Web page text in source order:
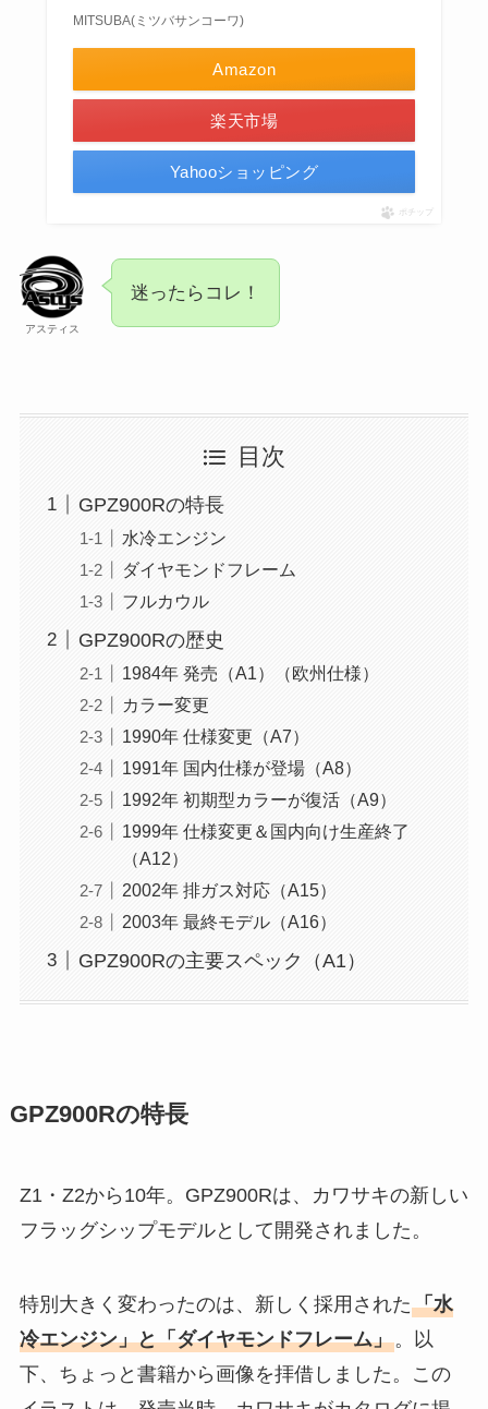
MITSUBA(ミツバサンコーワ)
Amazon
楽天市場
Yahooショッピング
ポチップ
アスティス
迷ったらコレ！
目次
GPZ900Rの特長
水冷エンジン
ダイヤモンドフレーム
フルカウル
GPZ900Rの歴史
1984年 発売（A1）（欧州仕様）
カラー変更
1990年 仕様変更（A7）
1991年 国内仕様が登場（A8）
1992年 初期型カラーが復活（A9）
1999年 仕様変更＆国内向け生産終了
（A12）
2002年 排ガス対応（A15）
2003年 最終モデル（A16）
GPZ900Rの主要スペック（A1）
GPZ900Rの特長
Z1・Z2から10年。GPZ900Rは、カワサキの新しい
フラッグシップモデルとして開発されました。
特別大きく変わったのは、新しく採用された「水
冷エンジン」と「ダイヤモンドフレーム」。以
下、ちょっと書籍から画像を拝借しました。この